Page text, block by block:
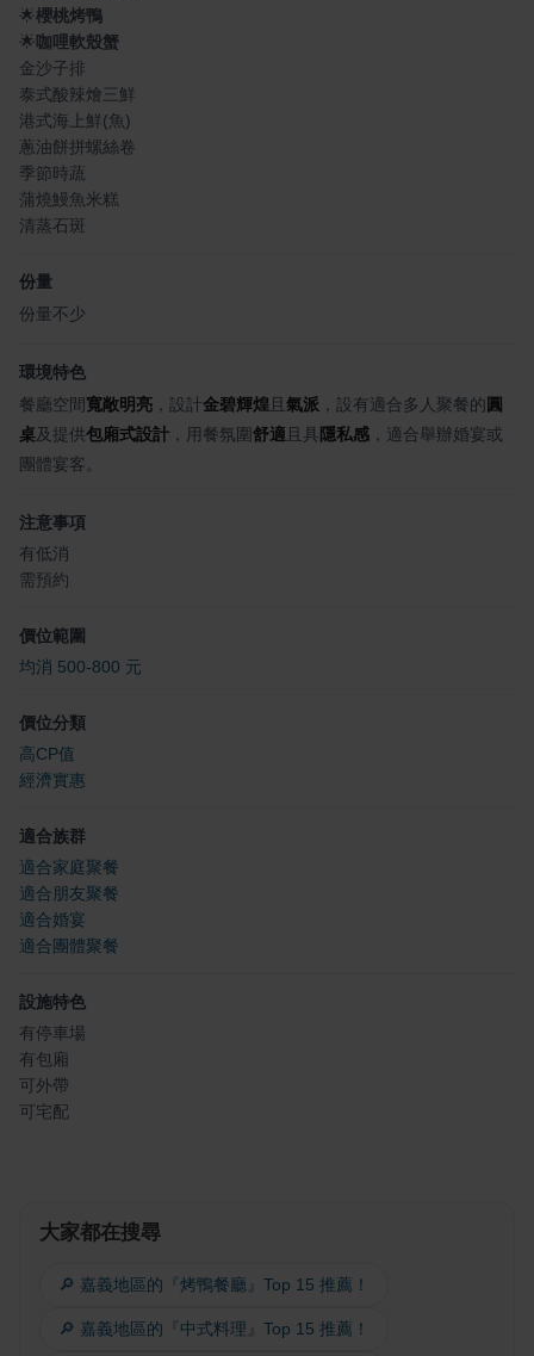
🌟櫻桃烤鴨
🌟咖哩軟殼蟹
金沙子排
泰式酸辣燴三鮮
港式海上鮮(魚)
蔥油餅拼螺絲卷
季節時蔬
蒲燒鰻魚米糕
清蒸石斑
份量
份量不少
環境特色
餐廳空間寬敞明亮 ，設計金碧輝煌 且 氣派 ，設有適合多人聚餐的 圓
桌及提供包廂式設計 ，用餐氛圍舒適 且具隱私感 ，適合舉辦婚宴或
團體宴客。
注意事項
有低消
需預約
價位範圍
均消 500-800 元
價位分類
高CP值
經濟實惠
適合族群
適合家庭聚餐
適合朋友聚餐
適合婚宴
適合團體聚餐
設施特色
有停車場
有包廂
可外帶
可宅配
大家都在搜尋
🔎 嘉義地區的『烤鴨餐廳』Top 15 推薦！
🔎 嘉義地區的『中式料理』Top 15 推薦！